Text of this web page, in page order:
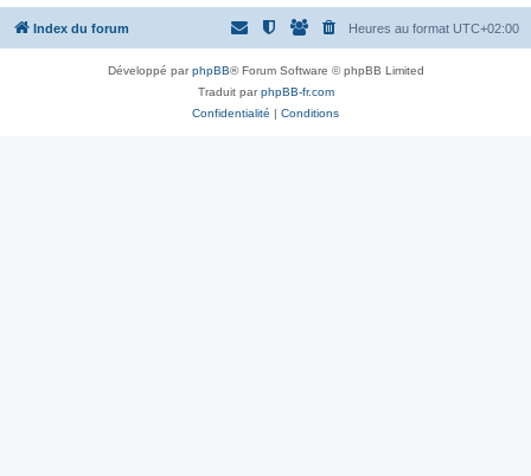
Index du forum Heures au format UTC+02:00
Développé parphpBB® Forum Software © phpBB Limited
Traduit parphpBB-fr.com
Confidentialité | Conditions